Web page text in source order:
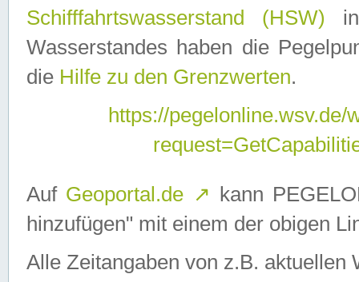
Schifffahrtswasserstand (HSW)
Wasserstandes haben die
die Hilfe zu den Grenzwerten.
https://
Auf Geoportal.de ↗ kann
hinzufügen" mit einem der obigen
Alle Zeitangaben von z.B. aktuellen